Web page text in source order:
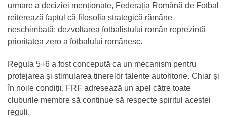
urmare a deciziei menționate, Federația Română de Fotbal
reiterează faptul că filosofia strategică rămâne
neschimbată: dezvoltarea fotbalistului român reprezintă
prioritatea zero a fotbalului românesc.
Regula 5+6 a fost concepută ca un mecanism pentru
protejarea și stimularea tinerelor talente autohtone. Chiar și
în noile condiții, FRF adresează un apel către toate
cluburile membre să continue să respecte spiritul acestei
reguli.